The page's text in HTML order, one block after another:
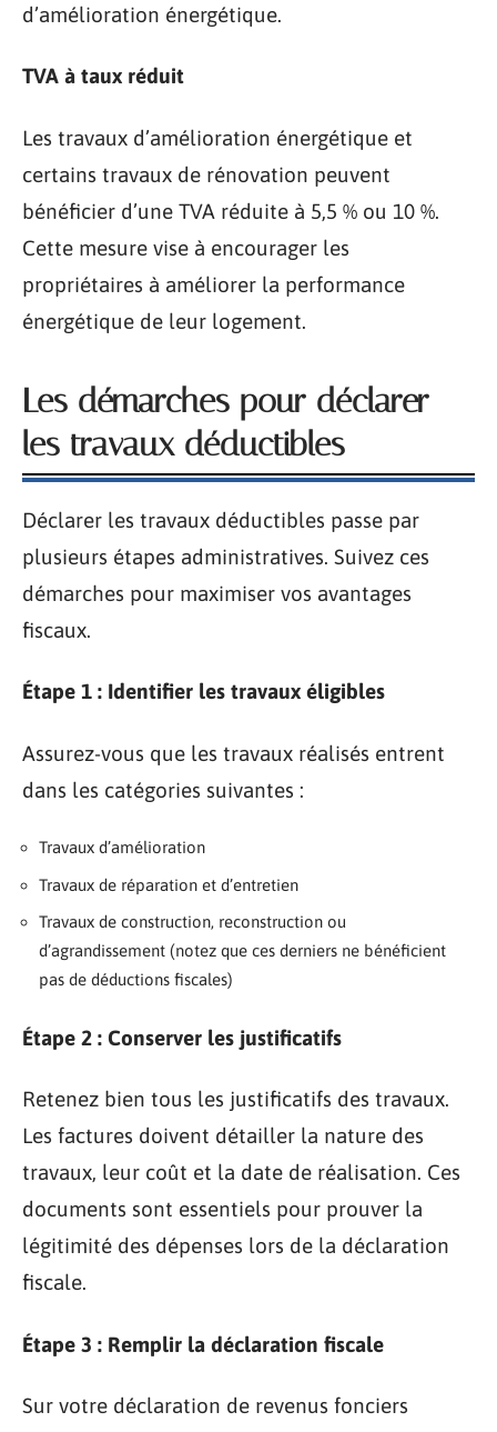
d’amélioration énergétique.
TVA à taux réduit
Les travaux d’amélioration énergétique et
certains travaux de rénovation peuvent
bénéficier d’une TVA réduite à 5,5 % ou 10 %.
Cette mesure vise à encourager les
propriétaires à améliorer la performance
énergétique de leur logement.
Les démarches pour déclarer
les travaux déductibles
Déclarer les travaux déductibles passe par
plusieurs étapes administratives. Suivez ces
démarches pour maximiser vos avantages
fiscaux.
Étape 1 : Identifier les travaux éligibles
Assurez-vous que les travaux réalisés entrent
dans les catégories suivantes :
Travaux d’amélioration
Travaux de réparation et d’entretien
Travaux de construction, reconstruction ou
d’agrandissement (notez que ces derniers ne bénéficient
pas de déductions fiscales)
Étape 2 : Conserver les justificatifs
Retenez bien tous les justificatifs des travaux.
Les factures doivent détailler la nature des
travaux, leur coût et la date de réalisation. Ces
documents sont essentiels pour prouver la
légitimité des dépenses lors de la déclaration
fiscale.
Étape 3 : Remplir la déclaration fiscale
Sur votre déclaration de revenus fonciers